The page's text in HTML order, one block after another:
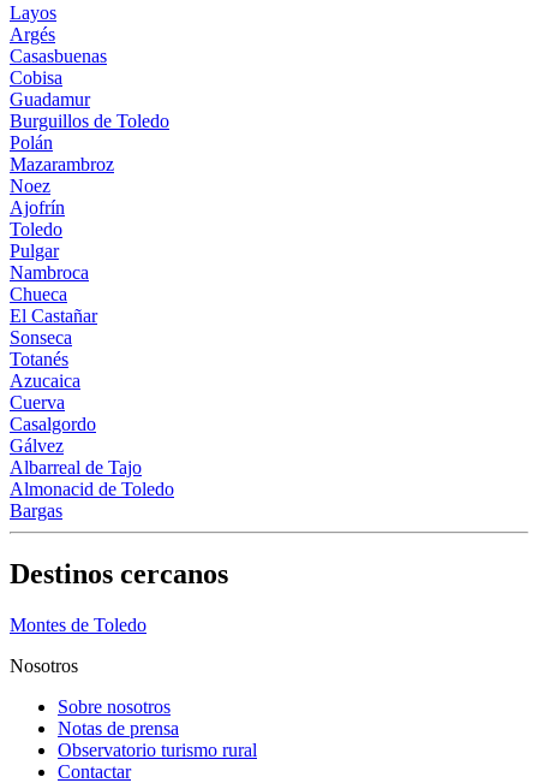
Layos
Argés
Casasbuenas
Cobisa
Guadamur
Burguillos de Toledo
Polán
Mazarambroz
Noez
Ajofrín
Toledo
Pulgar
Nambroca
Chueca
El Castañar
Sonseca
Totanés
Azucaica
Cuerva
Casalgordo
Gálvez
Albarreal de Tajo
Almonacid de Toledo
Bargas
Destinos cercanos
Montes de Toledo
Nosotros
Sobre nosotros
Notas de prensa
Observatorio turismo rural
Contactar